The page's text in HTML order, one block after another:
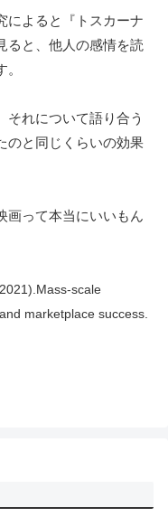
によると『トスカーナ
ると、他人の感情を読
それについて語り合う
のと同じくらいの効果
画って本当にいいもん
scale
marketplace success.